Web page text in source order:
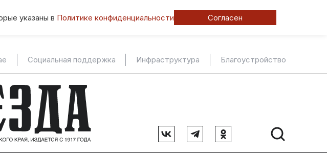
указаны в Политике конфиденциальности Согласен
Социальная поддержка Инфраструктура Благоустройство